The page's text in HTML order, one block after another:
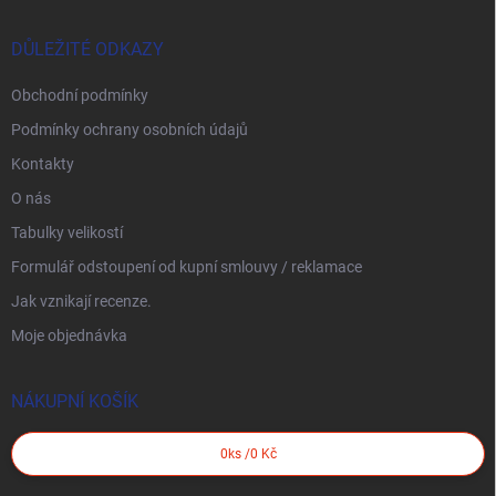
DŮLEŽITÉ ODKAZY
Obchodní podmínky
Podmínky ochrany osobních údajů
Kontakty
O nás
Tabulky velikostí
Formulář odstoupení od kupní smlouvy / reklamace
Jak vznikají recenze.
Moje objednávka
NÁKUPNÍ KOŠÍK
0ks /0 Kč